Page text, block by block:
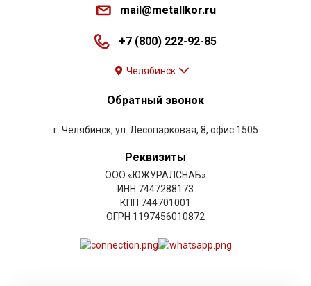
mail@metallkor.ru
+7 (800) 222-92-85
Челябинск
Обратный звонок
г. Челябинск, ул. Лесопарковая, 8, офис 1505
Реквизиты
ООО «ЮЖУРАЛСНАБ»
ИНН 7447288173
КПП 744701001
ОГРН 1197456010872